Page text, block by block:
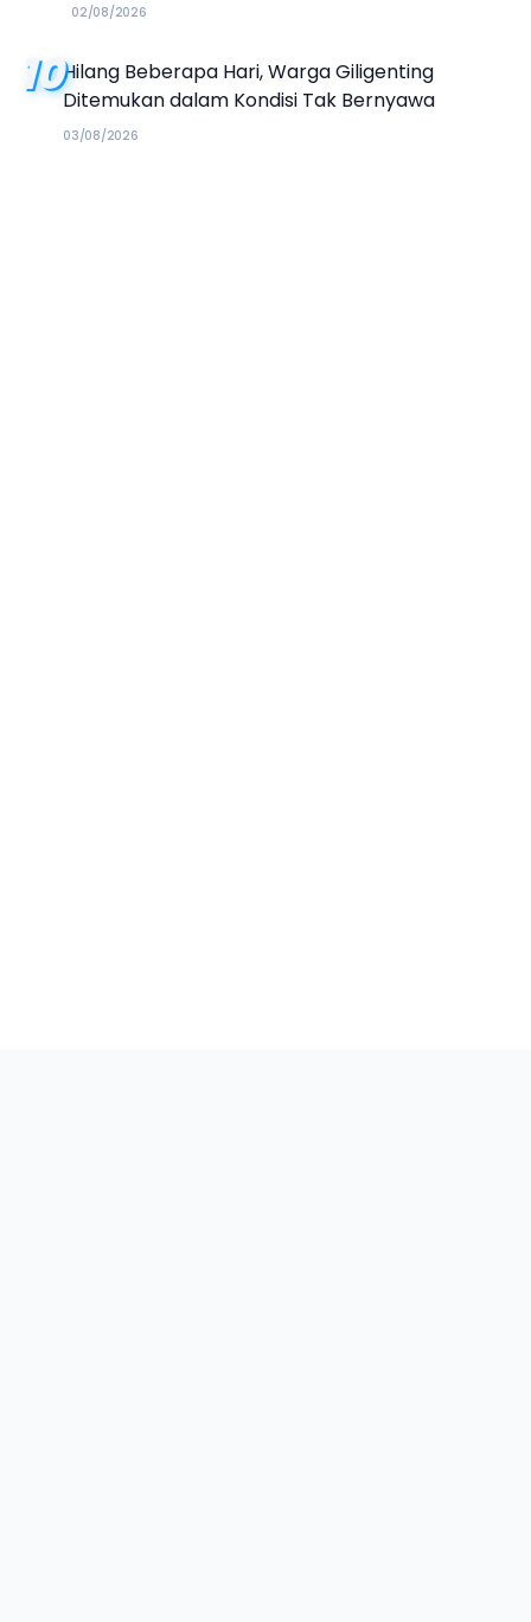
02/08/2026
10Hilang Beberapa Hari, Warga Giligenting
Ditemukan dalam Kondisi Tak Bernyawa
03/08/2026